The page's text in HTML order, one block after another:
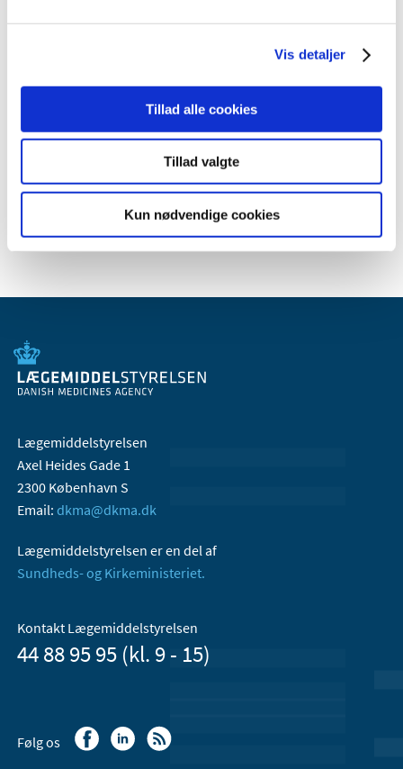
Vis detaljer
Tillad alle cookies
Tillad valgte
Kun nødvendige cookies
juni (5)
januar (7)
2019 (12)
Lægemiddelstyrelsen
Axel Heides Gade 1
2300 København S
Email: dkma@dkma.dk
Lægemiddelstyrelsen er en del af
Sundheds- og Kirkeministeriet.
Kontakt Lægemiddelstyrelsen
44 88 95 95 (kl. 9 - 15)
Følg os